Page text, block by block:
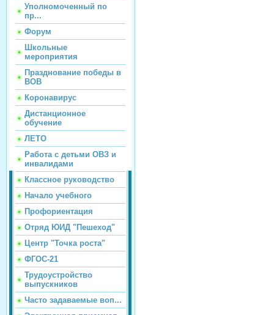
Уполномоченный по
пр...
Форум
Школьные
мероприятия
Празднование победы в
ВОВ
Коронавирус
Дистанционное
обучение
ЛЕТО
Работа с детьми ОВЗ и
инвалидами
Классное руководство
Начало учебного
Профориентация
Отряд ЮИД "Пешеход"
Центр "Точка роста"
ФГОС-21
Трудоустройство
выпускников
Часто задаваемые воп...